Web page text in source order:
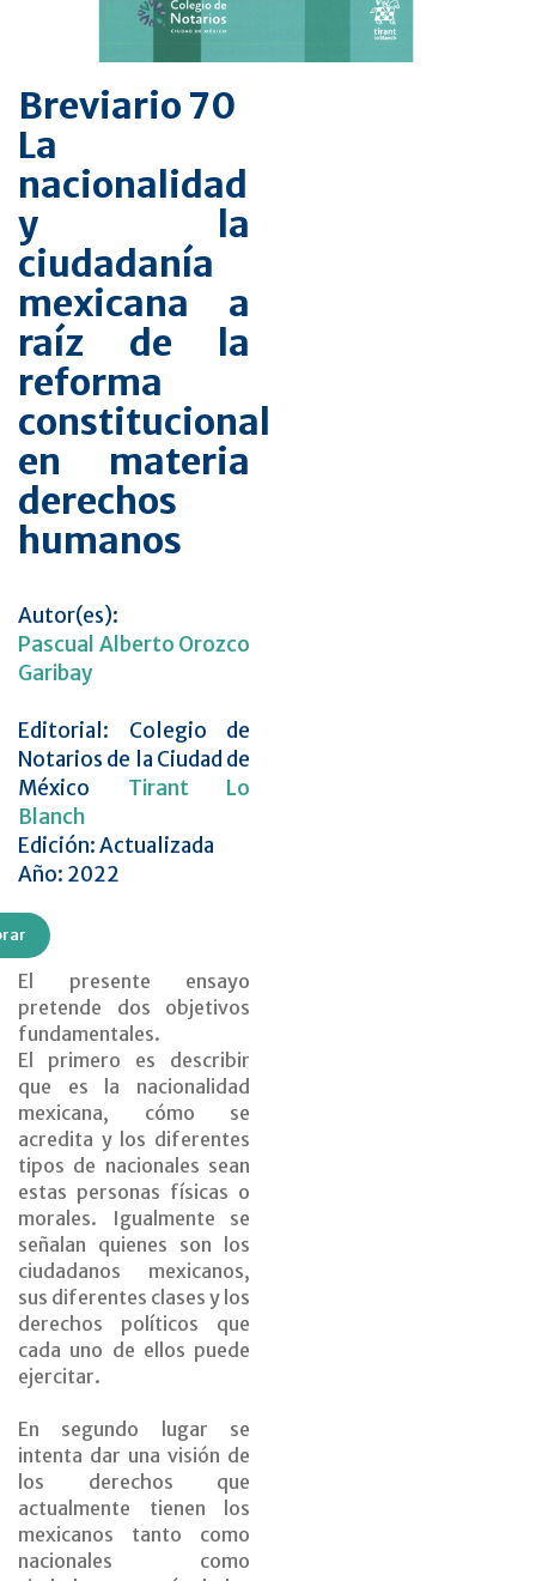
Breviario 70
La
nacionalidad
y la
ciudadanía
mexicana a
raíz de la
reforma
constitucional
en materia
derechos
humanos
Autor(es):
Pascual Alberto Orozco
Garibay
Editorial: Colegio de
Notarios de la Ciudad de
México Tirant Lo
Blanch
Edición: Actualizada
Año: 2022
El presente ensayo
pretende dos objetivos
fundamentales.
El primero es describir
que es la nacionalidad
mexicana, cómo se
acredita y los diferentes
tipos de nacionales sean
estas personas físicas o
morales. Igualmente se
señalan quienes son los
ciudadanos mexicanos,
sus diferentes clases y los
derechos políticos que
cada uno de ellos puede
ejercitar.
En segundo lugar se
intenta dar una visión de
los derechos que
actualmente tienen los
mexicanos tanto como
nacionales como